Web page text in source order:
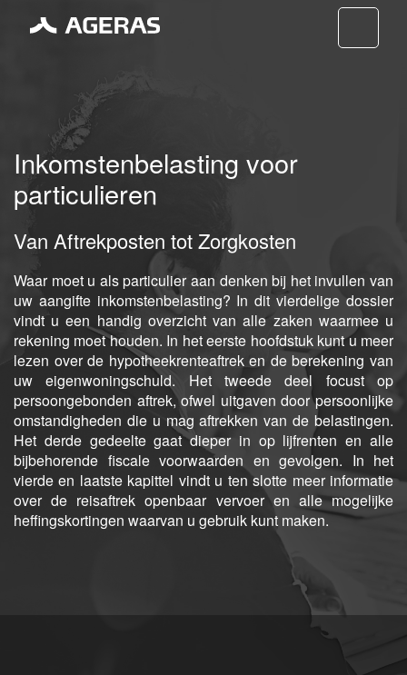
Inkomstenbelasting voor
particulieren
Van Aftrekposten tot Zorgkosten
Waar moet u als particulier aan denken bij het invullen van
uw aangifte inkomstenbelasting? In dit vierdelige dossier
vindt u een handig overzicht van alle zaken waarmee u
rekening moet houden. In het eerste hoofdstuk kunt u meer
lezen over de hypotheekrenteaftrek en de berekening van
uw eigenwoningschuld. Het tweede deel focust op
persoongebonden aftrek, ofwel uitgaven door persoonlijke
omstandigheden die u mag aftrekken van de belastingen.
Het derde gedeelte gaat dieper in op lijfrenten en alle
bijbehorende fiscale voorwaarden en gevolgen. In het
vierde en laatste kapittel vindt u ten slotte meer informatie
over de reisaftrek openbaar vervoer en alle mogelijke
heffingskortingen waarvan u gebruik kunt maken.